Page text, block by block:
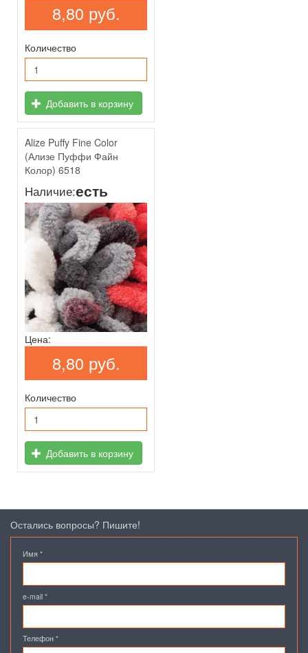
8,80 руб.
Количество
Добавить в корзину
Alize Puffy Fine Color
(Ализе Пуффи Файн
Колор) 6518
Наличие:есть
Цена:
8,80 руб.
Количество
Добавить в корзину
Остались вопросы? Пишите!
Имя *
e-mail *
Телефон *